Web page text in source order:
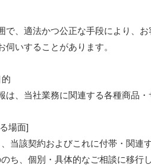
、適法かつ公正な手段により、
伺いすることがあります。
、当社業務に関連する各種商品
場面]
当該契約およびこれに付帯・関連
ち、個別・具体的なご相談に移行